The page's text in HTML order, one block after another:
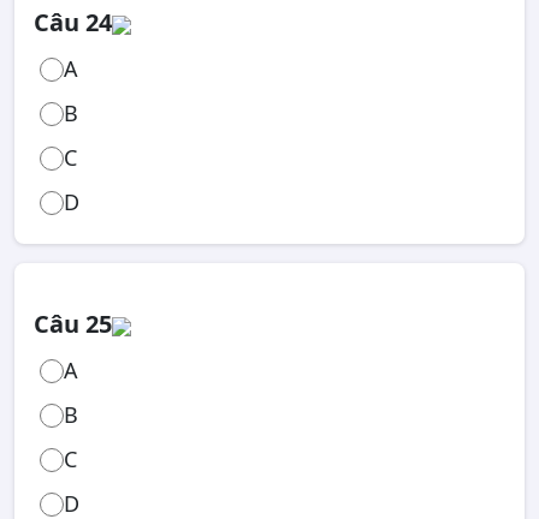
Câu 24
A
B
C
D
Câu 25
A
B
C
D